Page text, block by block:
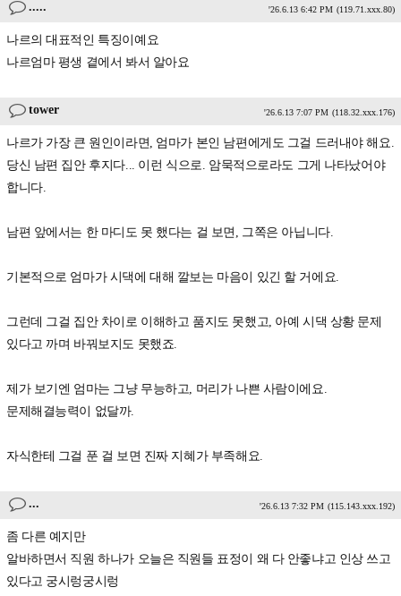
..... '26.6.13 6:42 PM (119.71.xxx.80)
나르의 대표적인 특징이예요
나르엄마 평생 곁에서 봐서 알아요
tower '26.6.13 7:07 PM (118.32.xxx.176)
나르가 가장 큰 원인이라면, 엄마가 본인 남편에게도 그걸 드러내야 해요.
당신 남편 집안 후지다... 이런 식으로. 암묵적으로라도 그게 나타났어야
합니다.
남편 앞에서는 한 마디도 못 했다는 걸 보면, 그쪽은 아닙니다.
기본적으로 엄마가 시댁에 대해 깔보는 마음이 있긴 할 거에요.
그런데 그걸 집안 차이로 이해하고 품지도 못했고, 아예 시댁 상황 문제
있다고 까며 바꿔보지도 못했죠.
제가 보기엔 엄마는 그냥 무능하고, 머리가 나쁜 사람이에요.
문제해결능력이 없달까.
자식한테 그걸 푼 걸 보면 진짜 지혜가 부족해요.
... '26.6.13 7:32 PM (115.143.xxx.192)
좀 다른 예지만
알바하면서 직원 하나가 오늘은 직원들 표정이 왜 다 안좋냐고 인상 쓰고
있다고 궁시렁궁시렁